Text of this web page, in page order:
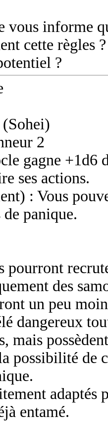
vous informe
cette règles ?
?
2
gagne +1d6
ses actions.
: Vous
panique.
pourront
des
un peu
dangereux
mais
possibilité de
adaptés
entamé.